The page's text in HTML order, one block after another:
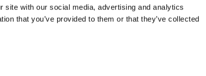
site with our social media, advertising and analytics
that you’ve provided to them or that they’ve collected
Adresgegevens
Celsiusweg 41, 8912 AM